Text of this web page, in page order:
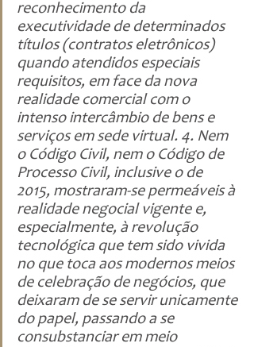
reconhecimento da
executividade de determinados
títulos (contratos eletrônicos)
quando atendidos especiais
requisitos, em face da nova
realidade comercial com o
intenso intercâmbio de bens e
serviços em sede virtual. 4. Nem
o Código Civil, nem o Código de
Processo Civil, inclusive o de
2015, mostraram-se permeáveis à
realidade negocial vigente e,
especialmente, à revolução
tecnológica que tem sido vivida
no que toca aos modernos meios
de celebração de negócios, que
deixaram de se servir unicamente
do papel, passando a se
consubstanciar em meio